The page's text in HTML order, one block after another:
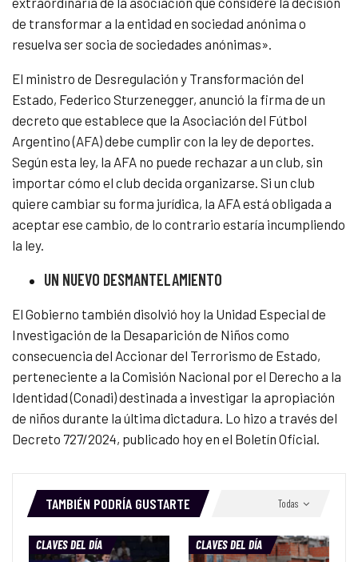
de transformar a la entidad en sociedad anónima o
resuelva ser socia de sociedades anónimas».
El ministro de Desregulación y Transformación del
Estado, Federico Sturzenegger, anunció la firma de un
decreto que establece que la Asociación del Fútbol
Argentino (AFA) debe cumplir con la ley de deportes.
Según esta ley, la AFA no puede rechazar a un club, sin
importar cómo el club decida organizarse. Si un club
quiere cambiar su forma jurídica, la AFA está obligada a
aceptar ese cambio, de lo contrario estaría incumpliendo
la ley.
UN NUEVO DESMANTELAMIENTO
El Gobierno también disolvió hoy la Unidad Especial de
Investigación de la Desaparición de Niños como
consecuencia del Accionar del Terrorismo de Estado,
perteneciente a la Comisión Nacional por el Derecho a la
Identidad (Conadi) destinada a investigar la apropiación
de niños durante la última dictadura. Lo hizo a través del
Decreto 727/2024, publicado hoy en el Boletín Oficial.
Todas
TAMBIÉN PODRÍA GUSTARTE
CLAVES DEL DÍA CLAVES DEL DÍA